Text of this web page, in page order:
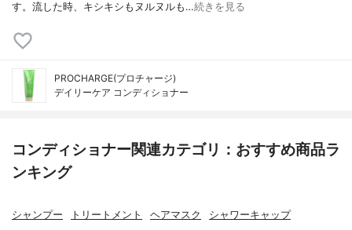
す。流した時、キシキシもヌルヌルも…続きを見る
PROCHARGE(プロチャージ)
デイリーケア コンディショナー
コンディショナー関連カテゴリ：おすすめ商品ラ
ンキング
シャンプー トリートメント ヘアマスク シャワーキャップ